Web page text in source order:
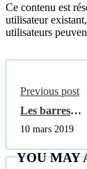
Ce contenu est
utilisateur
utilisateurs
Previous post
Les barres
d'outils
Bootstrap
10 mars 2019
YOU MAY